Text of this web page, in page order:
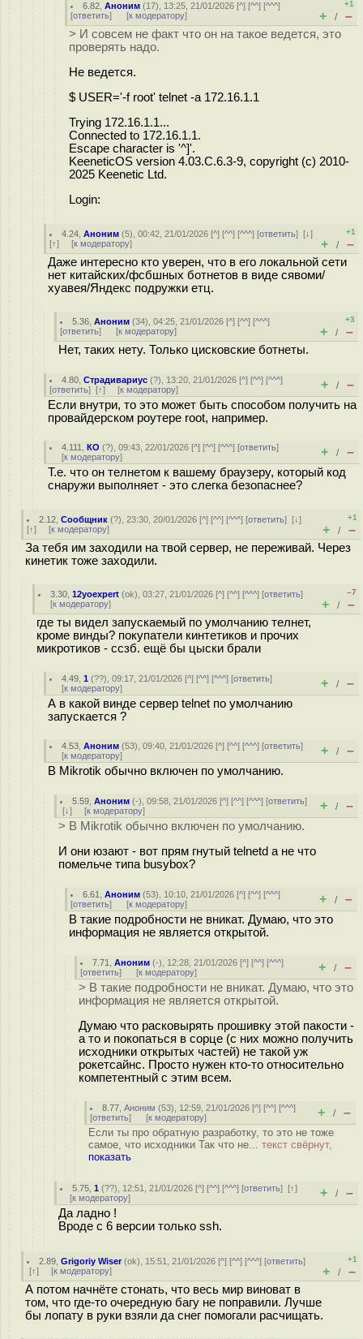
6.82 ,Аноним (17), 13:25, 21/01/2026 [^] [^^] [^^^]
[ответить] [к модератору]
+1
+ / –
> И совсем не факт что он на такое ведется, это
проверять надо.
Не ведется.
$ USER='-f root' telnet -a 172.16.1.1
Trying 172.16.1.1...
Connected to 172.16.1.1.
Escape character is '^]'.
KeeneticOS version 4.03.C.6.3-9, copyright (c) 2010-
2025 Keenetic Ltd.
Login:
4.24 ,Аноним (5), 00:42, 21/01/2026 [^] [^^] [^^^] [ответить][↓]
[↑] [к модератору]
+1
+ / –
Даже интересно кто уверен, что в его локальной сети
нет китайских/фсбшных ботнетов в виде сявоми/
хуавея/Яндекс подружки етц.
5.36 ,Аноним (34), 04:25, 21/01/2026 [^] [^^] [^^^]
[ответить] [к модератору]
+3
+ / –
Нет, таких нету. Только цисковские ботнеты.
4.80 ,Страдивариус (?), 13:20, 21/01/2026 [^] [^^] [^^^]
[ответить] [↑] [к модератору] + / –
Если внутри, то это может быть способом получить на
провайдерском роутере root, например.
4.111 ,КО (?), 09:43, 22/01/2026 [^] [^^] [^^^] [ответить]
[к модератору] + / –
Т.е. что он телнетом к вашему браузеру, который код
снаружи выполняет - это слегка безопаснее?
2.12 ,Сообщник (?), 23:30, 20/01/2026 [^] [^^] [^^^] [ответить][↓]
[↑] [к модератору]
+1
+ / –
За тебя им заходили на твой сервер, не переживай. Через
кинетик тоже заходили.
3.30 ,12yoexpert (ok), 03:27, 21/01/2026 [^] [^^] [^^^] [ответить]
[к модератору]
–7
+ / –
где ты видел запускаемый по умолчанию телнет,
кроме винды? покупатели кинтетиков и прочих
микротиков - ссзб. ещё бы цыски брали
4.49 ,1 (??), 09:17, 21/01/2026 [^] [^^] [^^^] [ответить]
[к модератору] + / –
А в какой винде сервер telnet по умолчанию
запускается ?
4.53 ,Аноним (53), 09:40, 21/01/2026 [^] [^^] [^^^] [ответить]
[к модератору] + / –
В Mikrotik обычно включен по умолчанию.
5.59 ,Аноним (-), 09:58, 21/01/2026 [^] [^^] [^^^] [ответить]
[↓] [к модератору] + / –
> В Mikrotik обычно включен по умолчанию.
И они юзают - вот прям гнутый telnetd а не что
помельче типа busybox?
6.61 ,Аноним (53), 10:10, 21/01/2026 [^] [^^] [^^^]
[ответить] [к модератору] + / –
В такие подробности не вникат. Думаю, что это
информация не является открытой.
7.71 ,Аноним (-), 12:28, 21/01/2026 [^] [^^] [^^^]
[ответить] [к модератору] + / –
> В такие подробности не вникат. Думаю, что это
информация не является открытой.
Думаю что расковырять прошивку этой пакости -
а то и покопаться в сорце (с них можно получить
исходники открытых частей) не такой уж
рокетсайнс. Просто нужен кто-то относительно
компетентный с этим всем.
8.77 ,Аноним (53), 12:59, 21/01/2026 [^] [^^] [^^^]
[ответить] [к модератору] + / –
Если ты про обратную разработку, то это не тоже
самое, что исходники Так что не... текст свёрнут,
показать
5.75 ,1 (??), 12:51, 21/01/2026 [^] [^^] [^^^] [ответить][↑]
[к модератору] + / –
Да ладно !
Вроде с 6 версии только ssh.
2.89 ,Grigoriy Wiser(ok), 15:51, 21/01/2026 [^] [^^] [^^^] [ответить]
[↑] [к модератору]
+1
+ / –
А потом начнёте стонать, что весь мир виноват в
том, что где-то очередную багу не поправили. Лучше
бы лопату в руки взяли да снег помогали расчищать.